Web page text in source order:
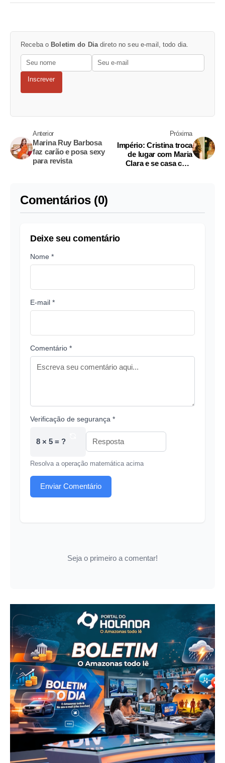
Receba o Boletim do Diadireto no seu e-mail, todo dia.
Inscrever
Anterior
Marina Ruy Barbosa
faz carão e posa sexy
para revista
Próxima
Império: Cristina troca
de lugar com Maria
Clara e se casa com
Comentários (0)
Deixe seu comentário
Nome *
E-mail *
Comentário *
Verificação de segurança *
8 × 5 = ?
Resolva a operação matemática acima
Enviar Comentário
Seja o primeiro a comentar!